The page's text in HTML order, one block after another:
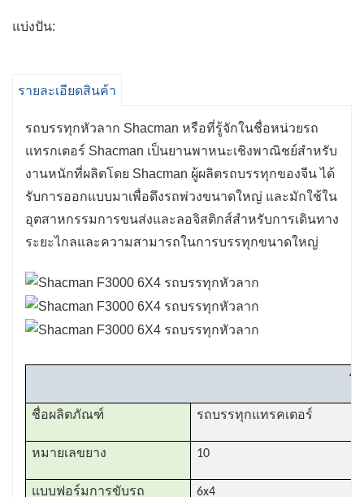
3. ประสิทธิภาพการใช้เชื้อเพลิง: แม้จะมีสมรรถนะ
รับการออกแบบมาให้ประหยัดเชื้อเพลิง ซึ่งช่วยลด
4. ห้องโดยสารที่สะดวกสบาย: รถบรรทุกมีห้อง
โดยสารที่กว้างขวางและมีอุปกรณ์ครบครันซึ่ง
ออกแบบมาเพื่อความสะดวกสบายของผู้ขับขี่
พร้อมด้วยเบาะนั่งที่เหมาะกับสรีระ การควบคุมขั้น
สูง และสิ่งอำนวยความสะดวกเพื่อรองรับชั่วโมงที่
ยาวนานบนท้องถนน
5. คุณสมบัติด้านความปลอดภัยขั้นสูง: รถบรรทุก
หัวลากของ Shacman มาพร้อมกับคุณสมบัติด้าน
ความปลอดภัยที่ทันสมัย ​​เช่น ABS, ถุงลมนิรภัย
และระบบควบคุมเสถียรภาพ เพื่อเพิ่มความ
ปลอดภัยของผู้ขับขี่และสินค้า
แข็งแกร่งและการออกแบบที่ปรับเปลี่ยนได้
อเนกประสงค์และเหมาะสำหรับการใช้งานด้าน
การขนส่งที่หลากหลาย
แบ่งปัน:
รายละเอียดสินค้า
รถบรรทุกหัวลาก Shacman หรือที่รู้จักในชื่อหน่วยรถ
แทรกเตอร์ Shacman เป็นยานพาหนะเชิงพาณิชย์สำหรับ
งานหนักที่ผลิตโดย Shacman ผู้ผลิตรถบรรทุกของจีน ได้
รับการออกแบบมาเพื่อดึงรถพ่วงขนาดใหญ่ และมักใช้ใน
อุตสาหกรรมการขนส่งและลอจิสติกส์สำหรับการเดินทาง
ระยะไกลและความสามารถในการบรรทุกขนาดใหญ่
ร
ชื่อผลิตภัณฑ์ รถบรรทุกแทรคเตอร์
หมายเลขยาง 10
แบบฟอร์มการขับรถ 6x4